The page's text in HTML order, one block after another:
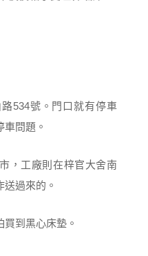
534號。門口就有停車
問題。
，工廠則在梓官大舍南
過來的。
到黑心床墊。